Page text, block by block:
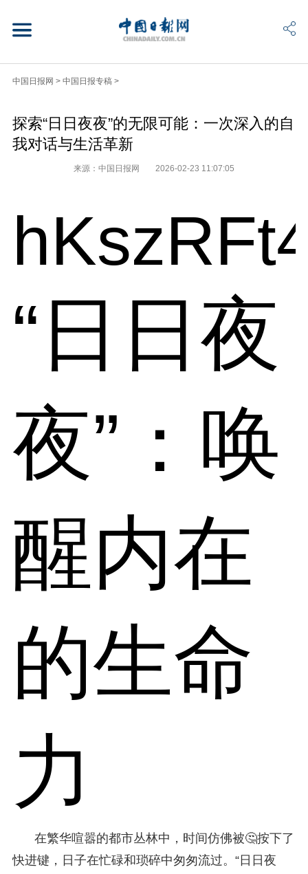
中国日报网 > 中国日报专稿 >
探索“日日夜夜”的无限可能：一次深入的自
我对话与生活革新
来源：中国日报网 2026-02-23 11:07:05
“日日夜
夜”：唤
醒内在
的生命
力
在繁华喧嚣的都市丛林中，时间仿佛被🤔按下了
快进键，日子在忙碌和琐碎中匆匆流过。“日日夜